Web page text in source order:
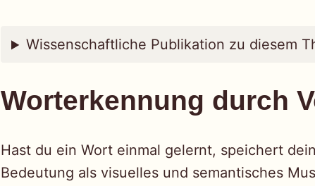
Wissenschaftliche Publikation zu diesem
Worterkennung durch
Hast du ein Wort einmal gelernt, speichert
Bedeutung als visuelles und semantisches